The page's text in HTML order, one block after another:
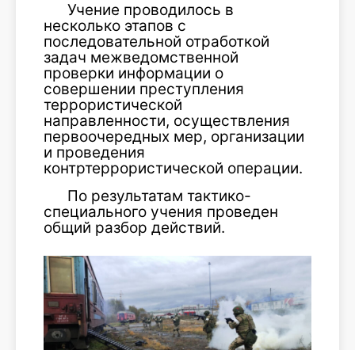
Учение проводилось в
несколько этапов с
последовательной отработкой
задач межведомственной
проверки информации о
совершении преступления
террористической
направленности, осуществления
первоочередных мер, организации
и проведения
контртеррористической операции.
По результатам тактико-
специального учения проведен
общий разбор действий.